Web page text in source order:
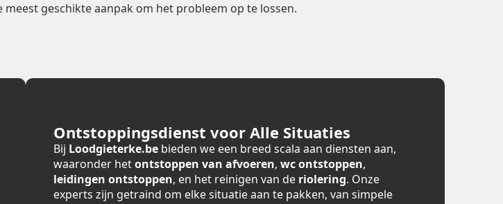
meest geschikte aanpak om het probleem op te lossen.
Ontstoppingsdienst voor Alle Situaties
Bij Loodgieterke.be bieden we een breed scala aan diensten aan,
waaronder hetontstoppen van afvoeren, wc ontstoppen,
leidingen ontstoppen, en het reinigen van de riolering. Onze
experts zijn getraind om elke situatie aan te pakken, van simpele